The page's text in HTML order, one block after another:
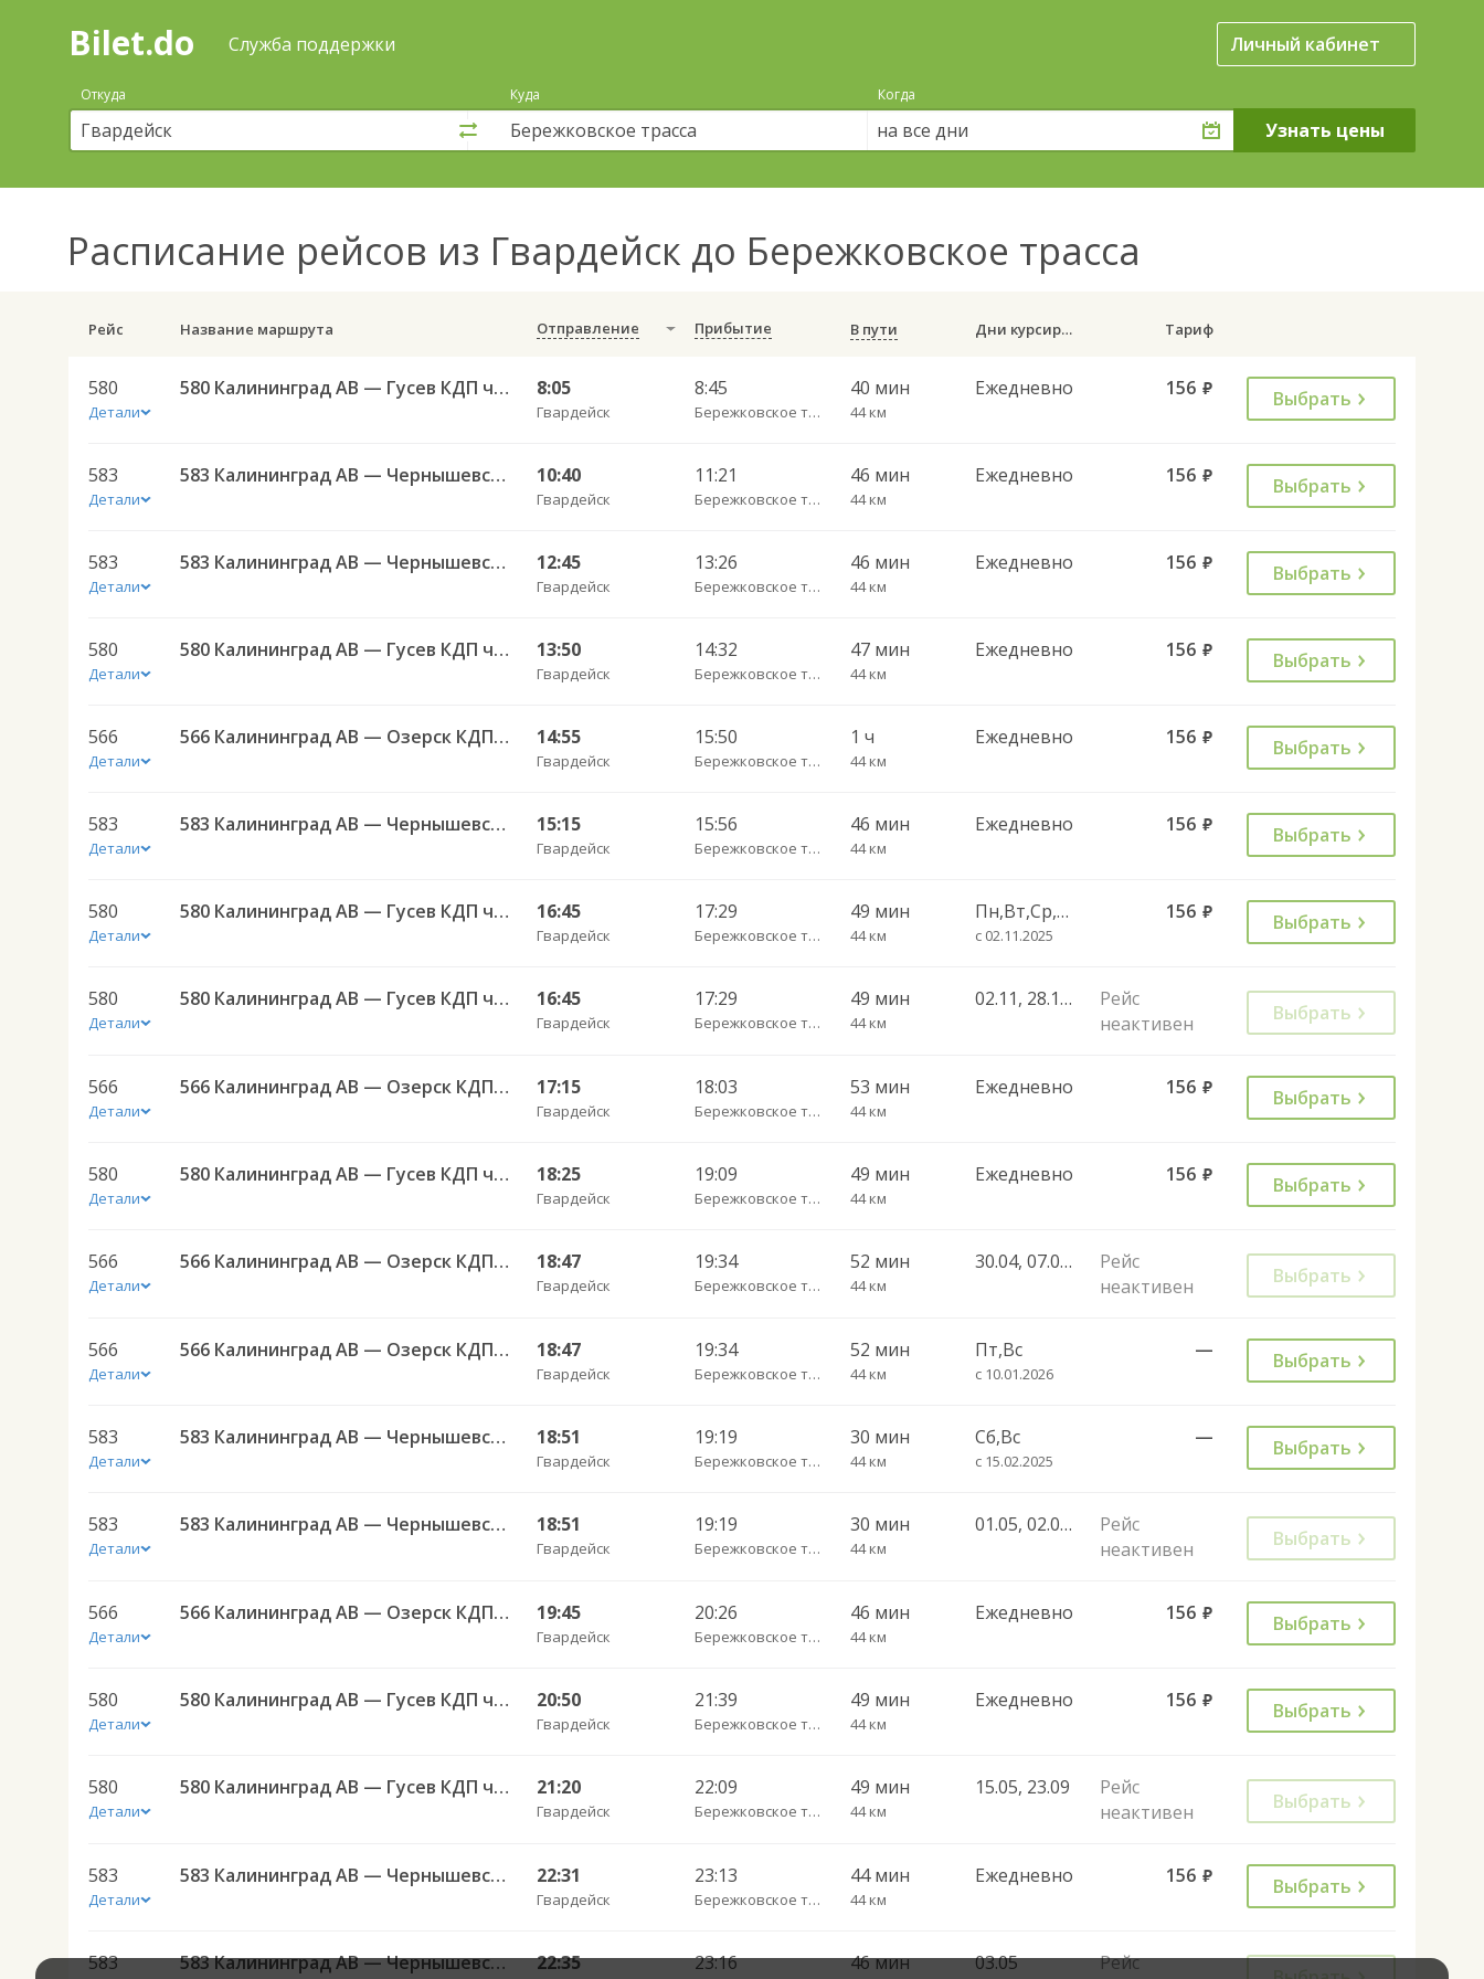
Поиск
покупка
билетов
автобус
онлайн
Bilet.do Служба поддержки Личный кабинет
Откуда Куда Когда
на все дни
Расписание рейсов из Гвардейск до Бережковское трасса
Рейс Название маршрута Отправление Прибытие В пути Дни курсирования Тариф
580
Детали
580 Калининград АВ — Гусев КДП ч/з Черняховск АС 8:05
Гвардейск
8:45
Бережковское трасса
40 мин
44 км
Ежедневно 156 руб. Выбрать
583
Детали
583 Калининград АВ — Чернышевское п. ч/з Гвардейск КДП, Черняховск АС 10:40
Гвардейск
11:21
Бережковское трасса
46 мин
44 км
Ежедневно 156 руб. Выбрать
583
Детали
583 Калининград АВ — Чернышевское п. ч/з Гвардейск КДП, Черняховск АС 12:45
Гвардейск
13:26
Бережковское трасса
46 мин
44 км
Ежедневно 156 руб. Выбрать
580
Детали
580 Калининград АВ — Гусев КДП ч/з Черняховск АС 13:50
Гвардейск
14:32
Бережковское трасса
47 мин
44 км
Ежедневно 156 руб. Выбрать
566
Детали
566 Калининград АВ — Озерск КДП ч/з Черняховск АС 14:55
Гвардейск
15:50
Бережковское трасса
1 ч
44 км
Ежедневно 156 руб. Выбрать
583
Детали
583 Калининград АВ — Чернышевское п. ч/з Гвардейск КДП, Черняховск АС 15:15
Гвардейск
15:56
Бережковское трасса
46 мин
44 км
Ежедневно 156 руб. Выбрать
580
Детали
580 Калининград АВ — Гусев КДП ч/з Черняховск АС 16:45
Гвардейск
17:29
Бережковское трасса
49 мин
44 км
Пн,Вт,Ср,Чт,Пт,Вс
с 02.11.2025
156 руб. Выбрать
580
Детали
580 Калининград АВ — Гусев КДП ч/з Черняховск АС 16:45
Гвардейск
17:29
Бережковское трасса
49 мин
44 км
02.11, 28.12, 01.11
Рейс
неактивен
Выбрать
566
Детали
566 Калининград АВ — Озерск КДП ч/з Черняховск АС 17:15
Гвардейск
18:03
Бережковское трасса
53 мин
44 км
Ежедневно 156 руб. Выбрать
580
Детали
580 Калининград АВ — Гусев КДП ч/з Черняховск АС 18:25
Гвардейск
19:09
Бережковское трасса
49 мин
44 км
Ежедневно 156 руб. Выбрать
566
Детали
566 Калининград АВ — Озерск КДП ч/з Черняховск АС 18:47
Гвардейск
19:34
Бережковское трасса
52 мин
44 км
30.04, 07.05, 11.06, 29.08, 31.08, 01.11, 04.11
Рейс
неактивен
Выбрать
566
Детали
566 Калининград АВ — Озерск КДП ч/з Черняховск АС 18:47
Гвардейск
19:34
Бережковское трасса
52 мин
44 км
Пт,Вс
с 10.01.2026
— Выбрать
583
Детали
583 Калининград АВ — Чернышевское п. ч/з Гвардейск КДП, Черняховск АС 18:51
Гвардейск
19:19
Бережковское трасса
30 мин
44 км
Сб,Вс
с 15.02.2025
— Выбрать
583
Детали
583 Калининград АВ — Чернышевское п. ч/з Гвардейск КДП, Черняховск АС 18:51
Гвардейск
19:19
Бережковское трасса
30 мин
44 км
01.05, 02.05, 08.05, 09.05, 27.06
Рейс
неактивен
Выбрать
566
Детали
566 Калининград АВ — Озерск КДП ч/з Черняховск АС 19:45
Гвардейск
20:26
Бережковское трасса
46 мин
44 км
Ежедневно 156 руб. Выбрать
580
Детали
580 Калининград АВ — Гусев КДП ч/з Черняховск АС 20:50
Гвардейск
21:39
Бережковское трасса
49 мин
44 км
Ежедневно 156 руб. Выбрать
580
Детали
580 Калининград АВ — Гусев КДП ч/з Черняховск АС 21:20
Гвардейск
22:09
Бережковское трасса
49 мин
44 км
15.05, 23.09
Рейс
неактивен
Выбрать
583
Детали
583 Калининград АВ — Чернышевское п. ч/з Гвардейск КДП, Черняховск АС 22:31
Гвардейск
23:13
Бережковское трасса
44 мин
44 км
Ежедневно 156 руб. Выбрать
583 583 Калининград АВ — Чернышевское п. ч/з Гвардейск КДП, Черняховск АС 22:35 23:16 46 мин 03.05
Рейс